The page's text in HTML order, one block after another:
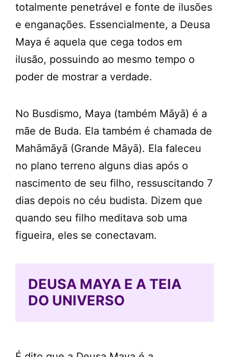
totalmente penetrável e fonte de ilusões
e enganações. Essencialmente, a Deusa
Maya é aquela que cega todos em
ilusão, possuindo ao mesmo tempo o
poder de mostrar a verdade.
No Busdismo, Maya (também Māyā) é a
mãe de Buda. Ela também é chamada de
Mahāmāyā (Grande Māyā). Ela faleceu
no plano terreno alguns dias após o
nascimento de seu filho, ressuscitando 7
dias depois no céu budista. Dizem que
quando seu filho meditava sob uma
figueira, eles se conectavam.
DEUSA MAYA E A TEIA
DO UNIVERSO